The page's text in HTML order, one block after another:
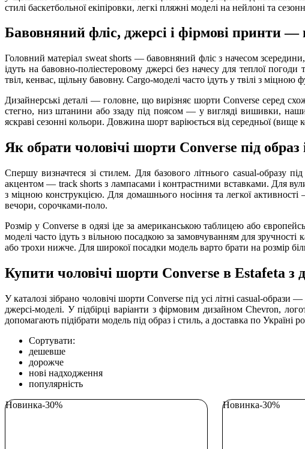
стилі баскетбольної екіпіровки, легкі пляжні моделі на нейлоні та
Бавовняний фліс, джерсі і фірмові принти
Головний матеріал sweat shorts — бавовняний фліс з начесом
ідуть на бавовно-поліестеровому джерсі без начесу для теплої
твіл, кенвас, щільну бавовну. Cargo-моделі часто ідуть у твілі з міцною
Дизайнерські деталі — головне, що вирізняє шорти Converse серед
стегно, низ штанини або ззаду під поясом — у вигляді вишивки,
яскраві сезонні кольори. Довжина шорт варіюється від середньої (вище
Як обрати чоловічі шорти Converse під образ
Спершу визначтеся зі стилем. Для базового літнього casual-образу
акцентом — track shorts з лампасами і контрастними вставками. Для
з міцною конструкцією. Для домашнього носіння та легкої
вечори, сорочками-поло.
Розмір у Converse в одязі іде за американською таблицею або
моделі часто ідуть з вільною посадкою за замовчуванням для
або трохи нижче. Для широкої посадки модель варто брати на розмір
Купити чоловічі шорти Converse в Estafeta з
У каталозі зібрано чоловічі шорти Converse під усі літні casual-
джерсі-моделі. У підбірці варіанти з фірмовим дизайном Chevron,
допомагають підібрати модель під образ і стиль, а доставка по
Сортувати:
дешевше
дорожче
нові надходження
популярність
Новинка-30% Новинка-30%